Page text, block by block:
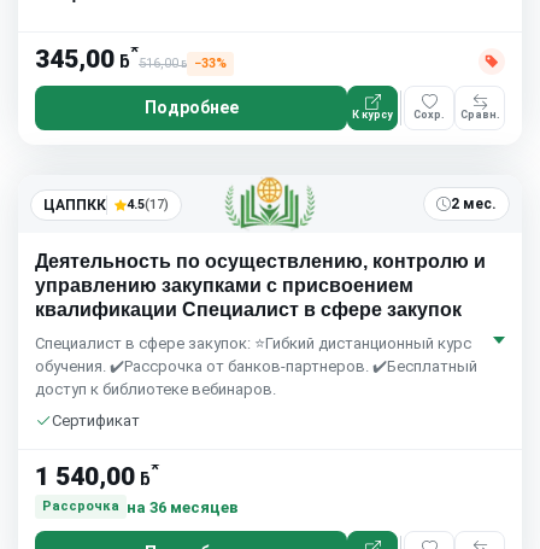
345,00 ƃ*
516,00ƃ −33%
Подробнее К курсу Сохр. Сравн.
ЦАППКК 4.5(17) 2 мес.
Деятельность по осуществлению, контролю и
управлению закупками с присвоением
квалификации Специалист в сфере закупок
Специалист в сфере закупок: ⭐Гибкий дистанционный курс
обучения. ✔️Рассрочка от банков-партнеров. ✔️Бесплатный
доступ к библиотеке вебинаров.
Сертификат
1 540,00 ƃ*
Рассрочка на 36 месяцев